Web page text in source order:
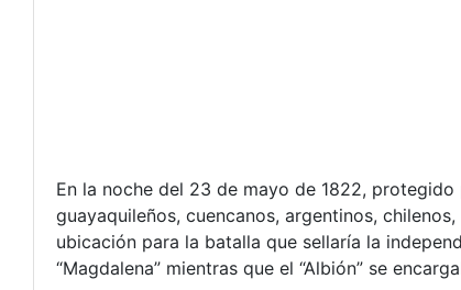
En la noche del 23 de mayo de 1822,
guayaquileños, cuencanos, argentinos,
ubicación para la batalla que sellaría la
“Magdalena” mientras que el “Albión” se